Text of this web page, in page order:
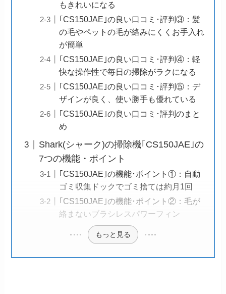
もきれいになる
｢CS150JAE｣の良い口コミ･評判③：髪
の毛やペットの毛が絡みにくくお手入れ
が簡単
｢CS150JAE｣の良い口コミ･評判④：軽
快な操作性で毎日の掃除がラクになる
｢CS150JAE｣の良い口コミ･評判⑤：デ
ザインが良く、使い勝手も優れている
｢CS150JAE｣の良い口コミ･評判のまと
め
Shark(シャーク)の掃除機｢CS150JAE｣の
7つの機能・ポイント
｢CS150JAE｣の機能･ポイント①：自動
ゴミ収集ドックでゴミ捨ては約月1回
｢CS150JAE｣の機能･ポイント②：毛が
絡まないブラシレスパワーフィン
もっと見る